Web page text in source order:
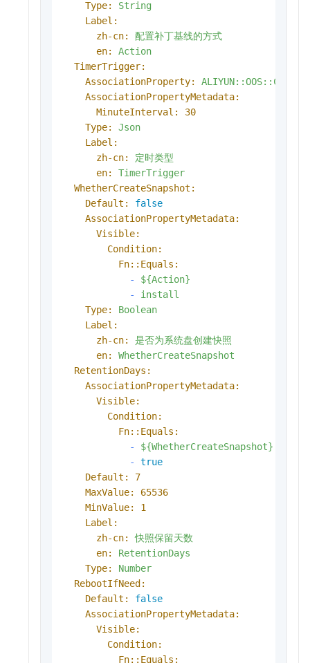
Type:
String
Label:
zh-cn:
配置补丁基线的方式
en:
Action
TimerTrigger:
AssociationProperty:
AssociationPropertyMetadata:
MinuteInterval:
30
Type:
Json
Label:
zh-cn:
定时类型
en:
TimerTrigger
WhetherCreateSnapshot:
Default:
false
AssociationPropertyMetadata:
Visible:
Condition:
Fn::Equals:
-
${Action}
-
install
Type:
Boolean
Label:
zh-cn:
是否为系统盘创建快照
en:
WhetherCreateSnapshot
RetentionDays:
AssociationPropertyMetadata:
Visible:
Condition:
Fn::Equals:
-
${WhetherCreateSnapshot}
-
true
Default:
7
MaxValue:
65536
MinValue:
1
Label:
zh-cn:
快照保留天数
en:
RetentionDays
Type:
Number
RebootIfNeed:
Default:
false
AssociationPropertyMetadata:
Visible:
Condition:
Fn::Equals: